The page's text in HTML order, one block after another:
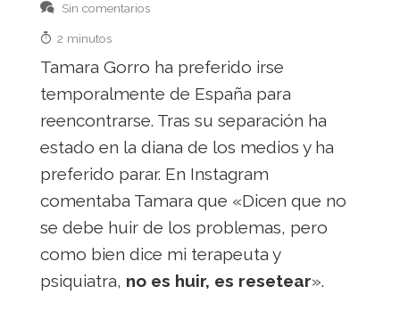
Sin comentarios
2 minutos
Tamara Gorro ha preferido irse
temporalmente de España para
reencontrarse. Tras su separación ha
estado en la diana de los medios y ha
preferido parar. En Instagram
comentaba Tamara que «Dicen que no
se debe huir de los problemas, pero
como bien dice mi terapeuta y
psiquiatra, no es huir, es resetear».